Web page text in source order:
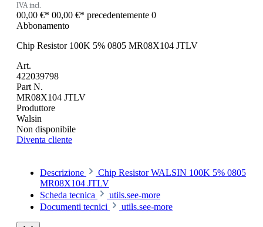
IVA incl.
00,00 €* 00,00 €* precedentemente 0
Abbonamento
Chip Resistor 100K 5% 0805 MR08X104 JTLV
Art.
422039798
Part N.
MR08X104 JTLV
Produttore
Walsin
Non disponibile
Diventa cliente
Descrizione
Chip Resistor WALSIN 100K 5% 0805
MR08X104 JTLV
Scheda tecnica
utils.see-more
Documenti tecnici
utils.see-more